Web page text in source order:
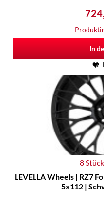
In
8
LEVELLA Wheels | RZ7
5x112 |